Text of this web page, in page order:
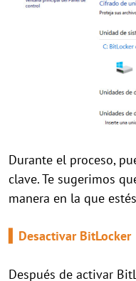
Durante el proceso,
clave. Te sugerimos
manera en la que
▍Desactivar BitLocker
Después de activar